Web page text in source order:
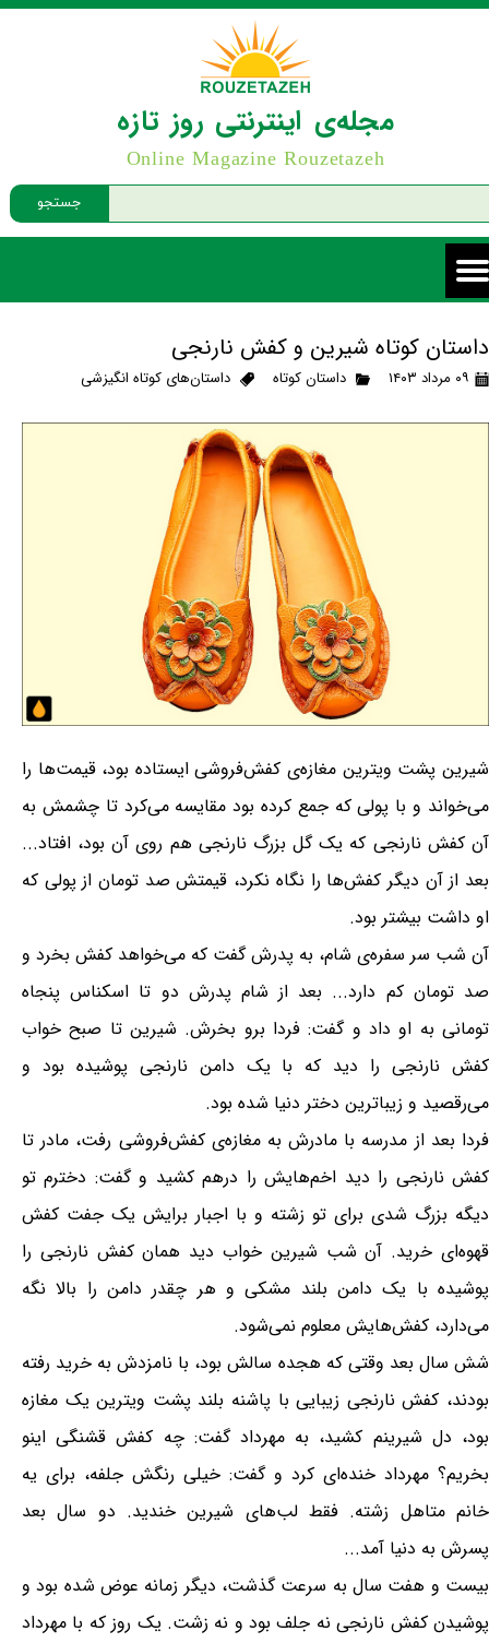
جستجو
مجله‌ی اینترنتی روز تازه
Online Magazine Rouzetazeh
داستان کوتاه شیرین و کفش نارنجی
۰۹ مرداد ۱۴۰۳ داستان کوتاه داستان‌های کوتاه انگیزشی
شیرین پشت ویترین مغازه‌ی کفش‌فروشی ایستاده بود، قیمت‌ها را
می‌خواند و با پولی که جمع کرده بود مقایسه می‌کرد تا چشمش به
آن کفش نارنجی که یک گل بزرگ نارنجی هم روی آن بود، افتاد...
بعد از آن دیگر کفش‌ها را نگاه نکرد، قیمتش صد تومان از پولی که
او داشت بیشتر بود.
آن شب سر سفره‌ی شام، به پدرش گفت که می‌خواهد کفش بخرد و
صد تومان کم دارد... بعد از شام پدرش دو تا اسکناس پنجاه
تومانی به او داد و گفت: فردا برو بخرش. شیرین تا صبح خواب
کفش نارنجی را دید که با یک دامن نارنجی پوشیده بود و
می‌رقصید و زیباترین دختر دنیا شده بود.
فردا بعد از مدرسه با مادرش به مغازه‌ی کفش‌فروشی رفت، مادر تا
کفش نارنجی را دید اخم‌هایش را درهم کشید و گفت: دخترم تو
دیگه بزرگ شدی برای تو زشته و با اجبار برایش یک جفت کفش
قهوه‌ای خرید. آن شب شیرین خواب دید همان کفش نارنجی را
پوشیده با یک دامن بلند مشکی و هر چقدر دامن را بالا نگه
می‌دارد، کفش‌هایش معلوم نمی‌شود.
شش سال بعد وقتی که هجده سالش بود، با نامزدش به خرید رفته
بودند، کفش نارنجی زیبایی با پاشنه بلند پشت ویترین یک مغازه
بود، دل شیرینم کشید، به مهرداد گفت: چه کفش قشنگی اینو
بخریم؟ مهرداد خنده‌ای کرد و گفت: خیلی رنگش جلفه، برای یه
خانم متاهل زشته. فقط لب‌های شیرین خندید. دو سال بعد
پسرش به دنیا آمد...
بیست و هفت سال به سرعت گذشت، دیگر زمانه عوض شده بود و
پوشیدن کفش نارنجی نه جلف بود و نه زشت. یک روز که با مهرداد